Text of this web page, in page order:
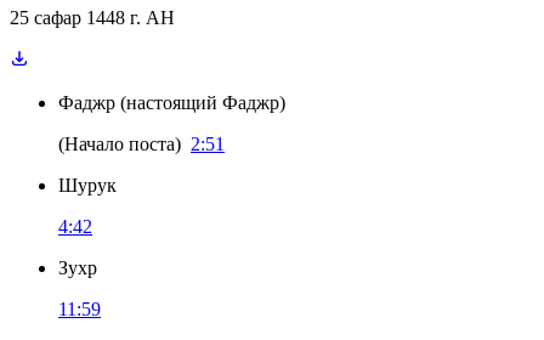
25 сафар 1448 г. AH
Фаджр (настоящий Фаджр)
(Начало поста) 2:51
Шурук
4:42
Зухр
11:59